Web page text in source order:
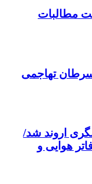
مطالبات
سرطان تهاجمی
اروند شد/
هوایی و